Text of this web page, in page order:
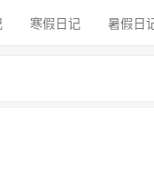
寒假日记 暑假日